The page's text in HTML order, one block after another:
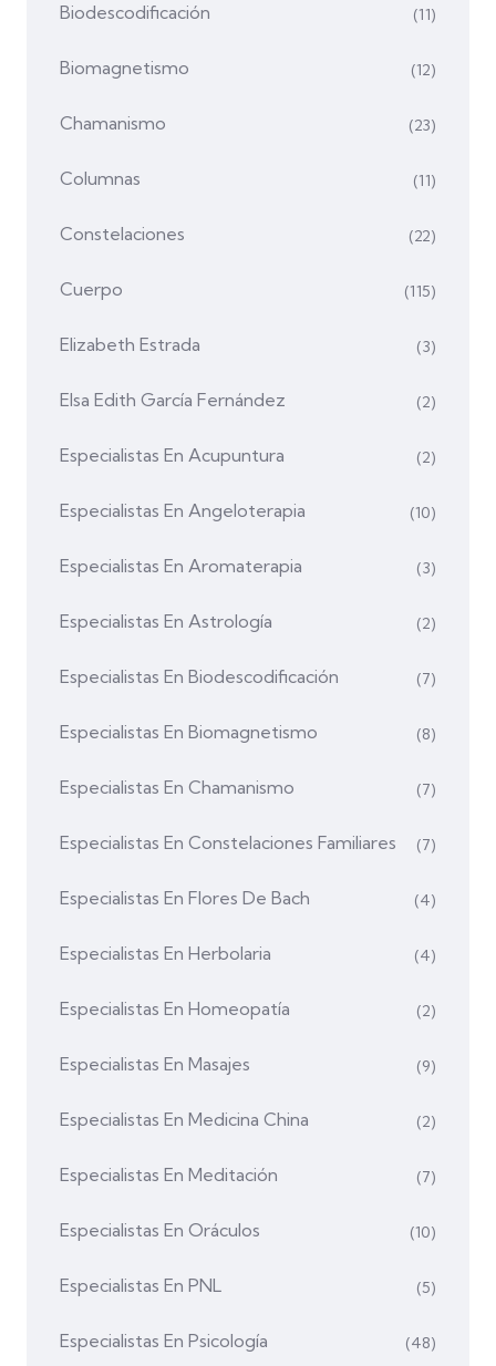
Biodescodificación (11)
Biomagnetismo (12)
Chamanismo (23)
Columnas (11)
Constelaciones (22)
Cuerpo (115)
Elizabeth Estrada (3)
Elsa Edith García Fernández (2)
Especialistas En Acupuntura (2)
Especialistas En Angeloterapia (10)
Especialistas En Aromaterapia (3)
Especialistas En Astrología (2)
Especialistas En Biodescodificación (7)
Especialistas En Biomagnetismo (8)
Especialistas En Chamanismo (7)
Especialistas En Constelaciones Familiares (7)
Especialistas En Flores De Bach (4)
Especialistas En Herbolaria (4)
Especialistas En Homeopatía (2)
Especialistas En Masajes (9)
Especialistas En Medicina China (2)
Especialistas En Meditación (7)
Especialistas En Oráculos (10)
Especialistas En PNL (5)
Especialistas En Psicología (48)